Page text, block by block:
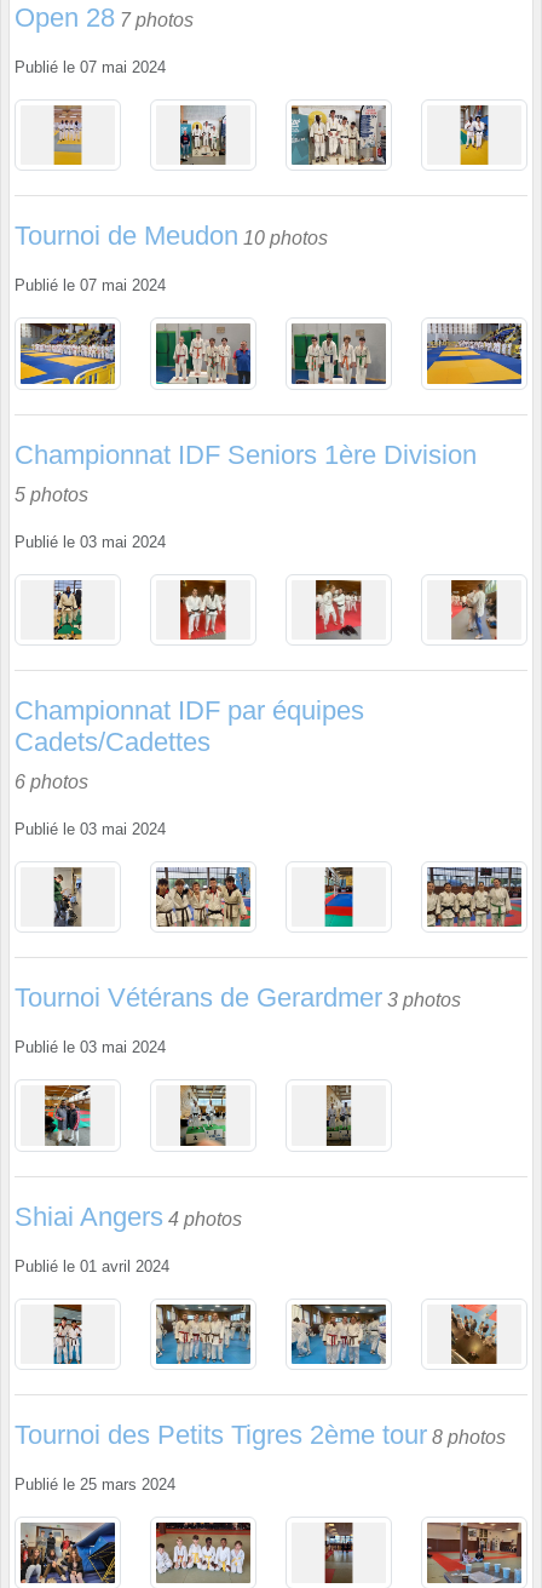
Open 28 7 photos
Publié le 07 mai 2024
Tournoi de Meudon 10 photos
Publié le 07 mai 2024
Championnat IDF Seniors 1ère Division
5 photos
Publié le 03 mai 2024
Championnat IDF par équipes
Cadets/Cadettes
6 photos
Publié le 03 mai 2024
Tournoi Vétérans de Gerardmer 3 photos
Publié le 03 mai 2024
Shiai Angers 4 photos
Publié le 01 avril 2024
Tournoi des Petits Tigres 2ème tour 8 photos
Publié le 25 mars 2024